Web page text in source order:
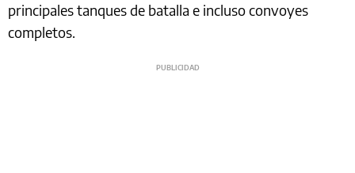
principales tanques de batalla e incluso convoyes
completos.